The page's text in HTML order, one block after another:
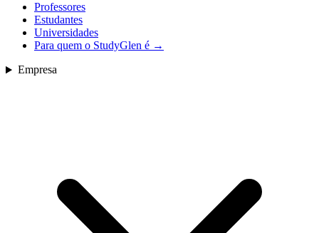
Professores
Estudantes
Universidades
Para quem o StudyGlen é →
Empresa